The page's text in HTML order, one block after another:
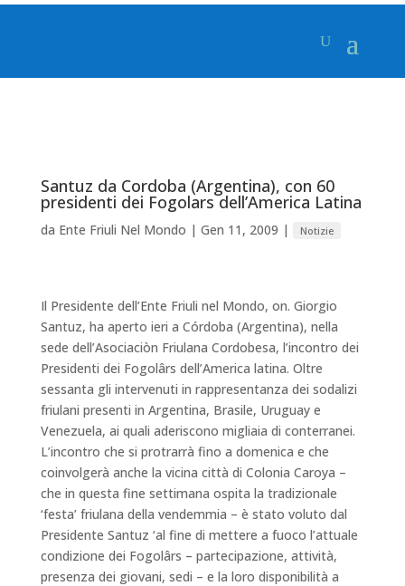
Santuz da Cordoba (Argentina), con 60
presidenti dei Fogolars dell’America Latina
da Ente Friuli Nel Mondo | Gen 11, 2009 | Notizie
Il Presidente dell’Ente Friuli nel Mondo, on. Giorgio
Santuz, ha aperto ieri a Córdoba (Argentina), nella
sede dell’Asociaciòn Friulana Cordobesa, l’incontro dei
Presidenti dei Fogolârs dell’America latina. Oltre
sessanta gli intervenuti in rappresentanza dei sodalizi
friulani presenti in Argentina, Brasile, Uruguay e
Venezuela, ai quali aderiscono migliaia di conterranei.
L’incontro che si protrarrà fino a domenica e che
coinvolgerà anche la vicina città di Colonia Caroya –
che in questa fine settimana ospita la tradizionale
‘festa’ friulana della vendemmia – è stato voluto dal
Presidente Santuz ‘al fine di mettere a fuoco l’attuale
condizione dei Fogolârs – partecipazione, attività,
presenza dei giovani, sedi – e la loro disponibilità a